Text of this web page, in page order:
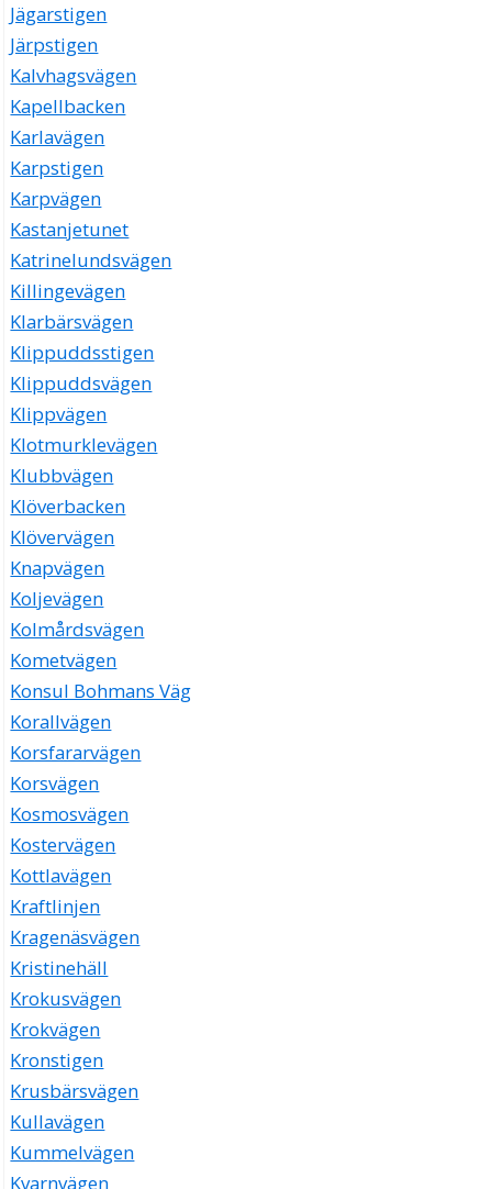
Jägarstigen
Järpstigen
Kalvhagsvägen
Kapellbacken
Karlavägen
Karpstigen
Karpvägen
Kastanjetunet
Katrinelundsvägen
Killingevägen
Klarbärsvägen
Klippuddsstigen
Klippuddsvägen
Klippvägen
Klotmurklevägen
Klubbvägen
Klöverbacken
Klövervägen
Knapvägen
Koljevägen
Kolmårdsvägen
Kometvägen
Konsul Bohmans Väg
Korallvägen
Korsfararvägen
Korsvägen
Kosmosvägen
Kostervägen
Kottlavägen
Kraftlinjen
Kragenäsvägen
Kristinehäll
Krokusvägen
Krokvägen
Kronstigen
Krusbärsvägen
Kullavägen
Kummelvägen
Kvarnvägen